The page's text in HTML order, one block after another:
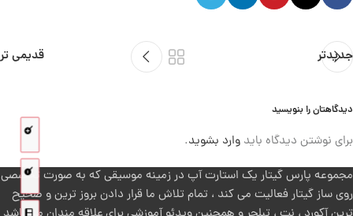
جدیدتر قدیمی تر
دیدگاهتان را بنویسید
برای نوشتن دیدگاه باید وارد بشوید.
مجموعه پارس گیتار یک استارت آپ در زمینه موسیقی که به صورت تخصصی
روی ساز گیتار فعالیت می کند ، تمام تلاش ما قرار دادن بروز ترین و صحیح